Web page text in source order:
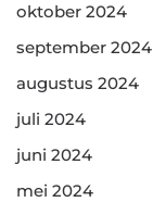
oktober 2024
september 2024
augustus 2024
juli 2024
juni 2024
mei 2024